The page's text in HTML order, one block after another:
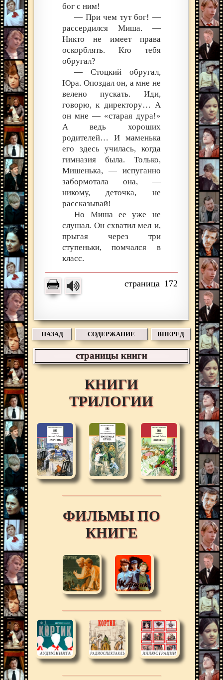
бог с ним!
— При чем тут бог! —
рассердился Миша. —
Никто не имеет права
оскорблять. Кто тебя
обругал?
— Стоцкий обругал,
Юра. Опоздал он, а мне не
велено пускать. Иди,
говорю, к директору… А
он мне — «старая дура!»
А ведь хороших
родителей… И маменька
его здесь училась, когда
гимназия была. Только,
Мишенька, — испуганно
забормотала она, —
никому, деточка, не
рассказывай!
Но Миша ее уже не
слушал. Он схватил мел и,
прыгая через три
ступеньки, помчался в
класс.
172
НАЗАД СОДЕРЖАНИЕ ВПЕРЕД
страницы книги
КНИГИ
ТРИЛОГИИ
ФИЛЬМЫ ПО
КНИГЕ